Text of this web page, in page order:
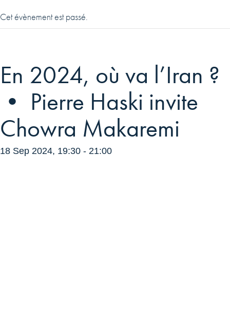
Cet évènement est passé.
En 2024, où va l’Iran ?
• Pierre Haski invite
Chowra Makaremi
18 Sep 2024, 19:30 - 21:00